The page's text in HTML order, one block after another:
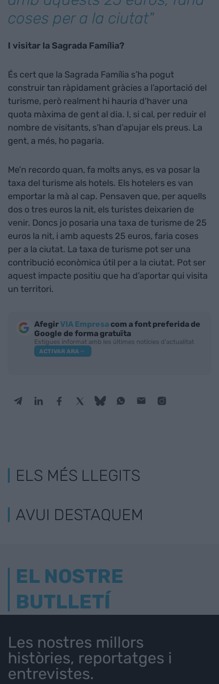
coses per a la ciutat"
I visitar la Sagrada Família?
És cert que la Sagrada Família s’ha pogut
construir tan ràpidament gràcies a l’aportació del
turisme, però realment hi hauria d'haver una
quota màxima de gent al dia. I, si cal, per reduir el
nombre de visitants, s’han d’apujar els preus. La
gent, a més, ho pagaria.
Me’n recordo quan, fa molts anys, es va posar la
taxa del turisme als hotels. Els hotelers es van
emportar la mà al cap. Pensaven que, per aquells
dos o tres euros la nit, els turistes deixarien de
venir. Doncs jo posaria una taxa de turisme de 25
euros la nit, i amb aquests 25 euros, faria coses
per a la ciutat. La taxa de turisme pot ser una
contribució econòmica útil per a la ciutat. Pot ser
aquest impacte positiu que ha d’aportar qui visita
un territori.
AfegirVIA Empresa com a font preferida de
Google de forma gratuïta
Estigues informat amb les últimes notícies d'actualitat
ACTIVAR ARA
ELS MÉS LLEGITS
AVUI DESTAQUEM
EL NOSTRE
BUTLLETÍ
Les nostres millors
històries, reportatges i
entrevistes.